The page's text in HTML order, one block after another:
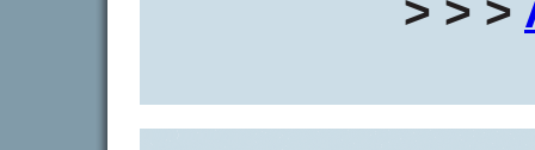
> > >